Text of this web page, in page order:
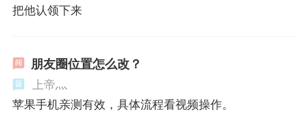
把他认领下来
朋友圈位置怎么改？
上帝灬
苹果手机亲测有效，具体流程看视频操作。